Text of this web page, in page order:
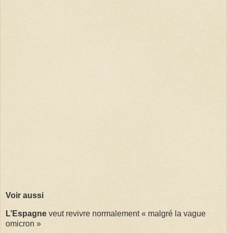
Voir aussi
L’Espagne veut revivre normalement « malgré la vague
omicron »